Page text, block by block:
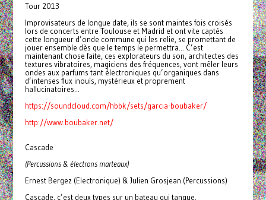
Tour 2013
Improvisateurs de longue date, ils se sont maintes fois croisés
lors de concerts entre Toulouse et Madrid et ont vite captés
cette longueur d’onde commune qui les relie, se promettant de
jouer ensemble dès que le temps le permettra... C’est
maintenant chose faite, ces explorateurs du son, architectes des
textures vibratoires, magiciens des fréquences, vont mêler leurs
ondes aux parfums tant électroniques qu’organiques dans
d’intenses flux inouïs, mystérieux et proprement
hallucinatoires...
https://soundcloud.com/hbbk/sets/garcia-boubaker/
http://www.boubaker.net/
Cascade
(Percussions & électrons marteaux)
Ernest Bergez (Electronique) & Julien Grosjean (Percussions)
Cascade, c’est deux types sur un bateau qui tangue.